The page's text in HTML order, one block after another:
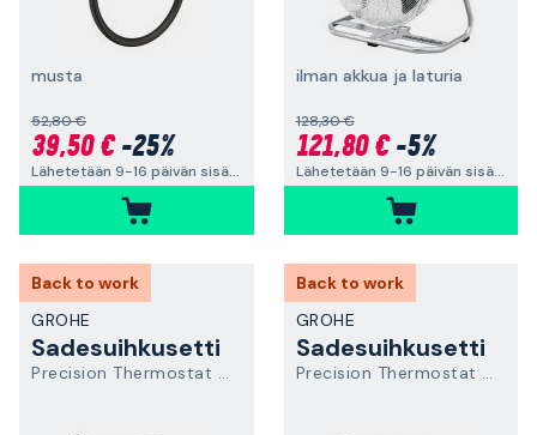
musta
52,80 €
39,50 €-25%
Lähetetään 9-16 päivän sisällä
ilman akkua ja laturia
128,30 €
121,80 €-5%
Lähetetään 9-16 päivän sisällä
Back to work
GROHE
Sadesuihkusetti
Precision Thermostat 34880000
Back to work
GROHE
Sadesuihkusetti
Precision Thermostat 34881000